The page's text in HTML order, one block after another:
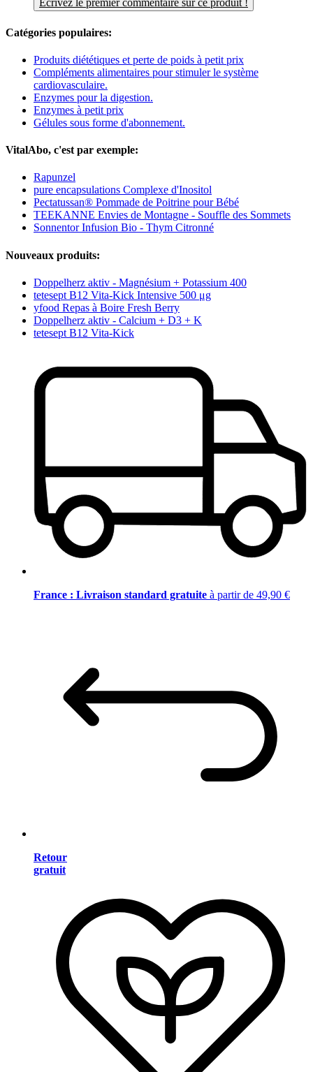
Écrivez le premier commentaire sur ce produit !
Catégories populaires:
Produits diététiques et perte de poids à petit prix
Compléments alimentaires pour stimuler le système
cardiovasculaire.
Enzymes pour la digestion.
Enzymes à petit prix
Gélules sous forme d'abonnement.
VitalAbo, c'est par exemple:
Rapunzel
pure encapsulations Complexe d'Inositol
Pectatussan® Pommade de Poitrine pour Bébé
TEEKANNE Envies de Montagne - Souffle des Sommets
Sonnentor Infusion Bio - Thym Citronné
Nouveaux produits:
Doppelherz aktiv - Magnésium + Potassium 400
tetesept B12 Vita-Kick Intensive 500 μg
yfood Repas à Boire Fresh Berry
Doppelherz aktiv - Calcium + D3 + K
tetesept B12 Vita-Kick
France : Livraison standard gratuite à partir de 49,90 €
Retour
gratuit